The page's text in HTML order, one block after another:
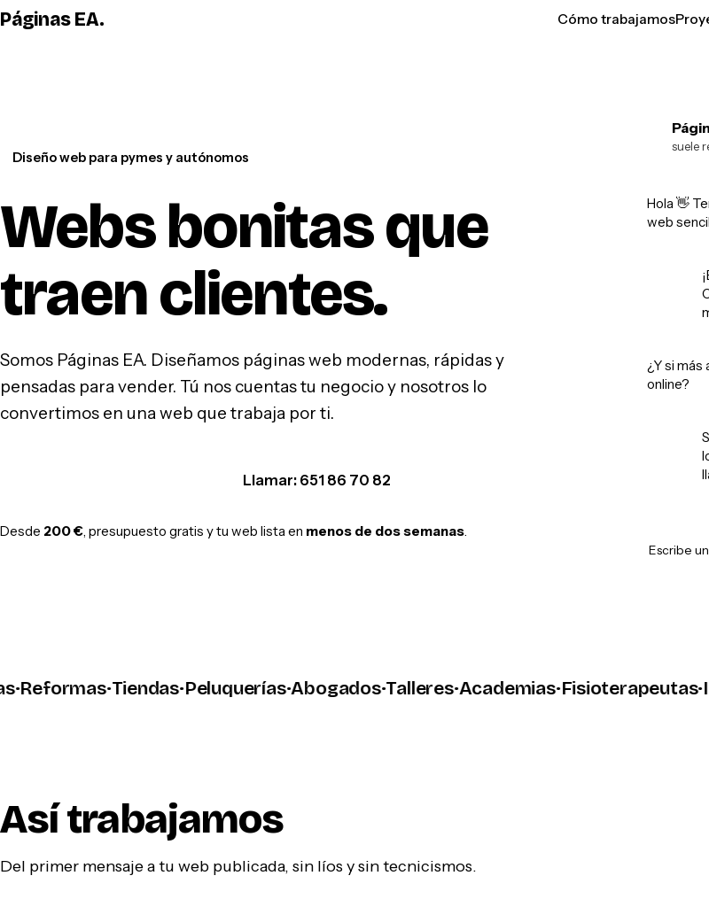
Páginas EA. Cómo trabajamos
Diseño web para pymes y autónomos
Webs bonitas que
traen clientes.
Somos Páginas EA. Diseñamos páginas web modernas, rápidas y
pensadas para vender. Tú nos cuentas tu negocio y nosotros lo
convertimos en una web que trabaja por ti.
Llamar: 651 86 70 82
Desde 200 €, presupuesto gratis y tu web lista en menos de dos semanas.
suele
Hola 👋
web
¿Y si más
online?
Escribe
·Tiendas·Peluquerías·Abogados·Talleres·Academias·Fisioterapeutas·
Así trabajamos
Del primer mensaje a tu web publicada, sin líos y sin tecnicismos.